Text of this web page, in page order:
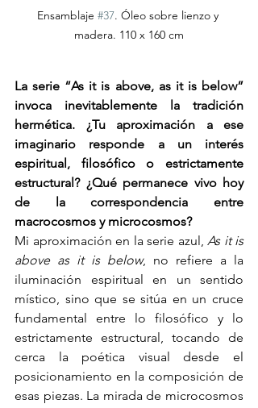
Ensamblaje #37. Óleo sobre lienzo y
madera. 110 x 160 cm
La serie “As it is above, as it is below”
invoca inevitablemente la tradición
hermética. ¿Tu aproximación a ese
imaginario responde a un interés
espiritual, filosófico o estrictamente
estructural? ¿Qué permanece vivo hoy
de la correspondencia entre
macrocosmos y microcosmos?
Mi aproximación en la serie azul, As it is
above as it is below, no refiere a la
iluminación espiritual en un sentido
místico, sino que se sitúa en un cruce
fundamental entre lo filosófico y lo
estrictamente estructural, tocando de
cerca la poética visual desde el
posicionamiento en la composición de
esas piezas. La mirada de microcosmos